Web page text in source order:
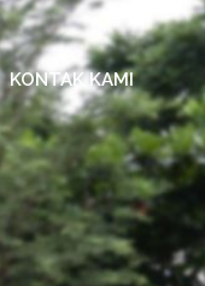
KONTAK KAMI